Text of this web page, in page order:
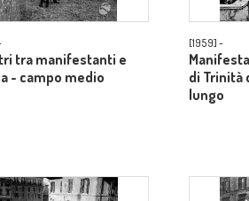
tra manifestanti e
- campo medio
[1959] -
di Trinità
lungo